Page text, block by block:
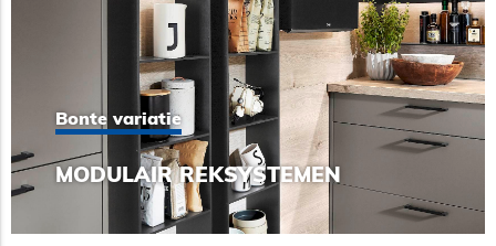
Bonte variatie
MODULAIR REKSYSTEMEN